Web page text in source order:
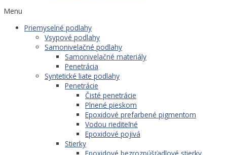
Menu
Priemyselné podlahy
Vsypové podlahy
Samonivelačné podlahy
Samonivelačné materiály
Penetrácia
Syntetické liate podlahy
Penetrácie
Čisté penetrácie
Plnené pieskom
Epoxidové prefarbené pigmentom
Vodou riediteľné
Epoxidové pojivá
Stierky